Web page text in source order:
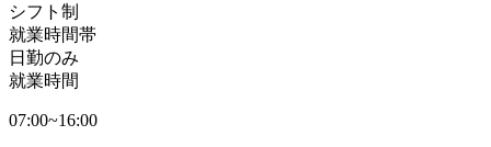
シフト制
就業時間帯
日勤のみ
就業時間
07:00~16:00